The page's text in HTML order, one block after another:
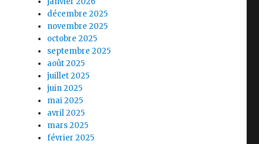
décembre 2025
novembre 2025
octobre 2025
septembre 2025
août 2025
juillet 2025
juin 2025
mai 2025
avril 2025
mars 2025
février 2025